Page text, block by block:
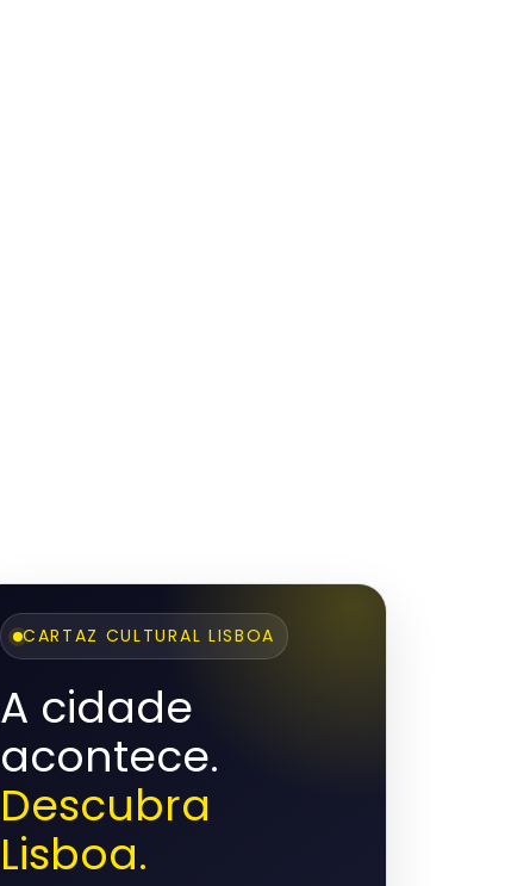
CARTAZ CULTURAL LISBOA
A cidade
acontece.
Descubra
Lisboa.